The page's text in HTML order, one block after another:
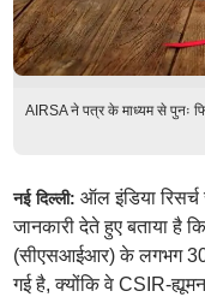
AIRSA ने पत्र के माध्यम से पुनः
नई दिल्ली: ऑल इंडिया
जानकारी देते हुए बताया है
(सीएसआईआर) के लगभग 300
गई है, क्योंकि वे CSIR-